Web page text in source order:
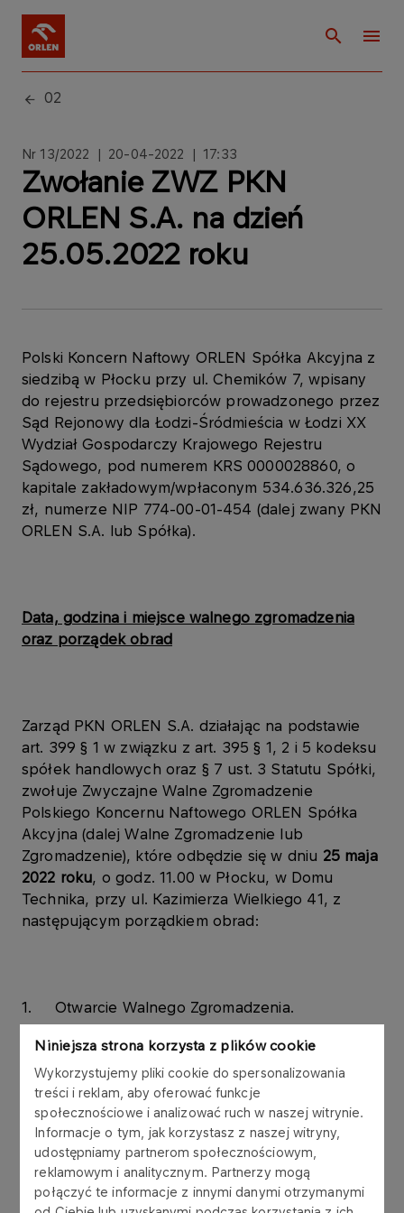
Niniejsza strona korzysta z plików cookie
Wykorzystujemy pliki cookie do spersonalizowania
treści i reklam, aby oferować funkcje
społecznościowe i analizować ruch w naszej witrynie.
Informacje o tym, jak korzystasz z naszej witryny,
udostępniamy partnerom społecznościowym,
reklamowym i analitycznym. Partnerzy mogą
połączyć te informacje z innymi danymi otrzymanymi
02
Nr 13/2022 | 20-04-2022 | 17:33
Zwołanie ZWZ PKN
ORLEN S.A. na dzień
25.05.2022 roku
Polski Koncern Naftowy ORLEN Spółka Akcyjna z
siedzibą w Płocku przy ul. Chemików 7, wpisany
do rejestru przedsiębiorców prowadzonego przez
Sąd Rejonowy dla Łodzi-Śródmieścia w Łodzi XX
Wydział Gospodarczy Krajowego Rejestru
Sądowego, pod numerem KRS 0000028860, o
kapitale zakładowym/wpłaconym 534.636.326,25
zł, numerze NIP 774-00-01-454 (dalej zwany PKN
ORLEN S.A. lub Spółka).
Data, godzina i miejsce walnego zgromadzenia
oraz porządek obrad
Zarząd PKN ORLEN S.A. działając na podstawie
art. 399 § 1 w związku z art. 395 § 1, 2 i 5 kodeksu
spółek handlowych oraz § 7 ust. 3 Statutu Spółki,
zwołuje Zwyczajne Walne Zgromadzenie
Polskiego Koncernu Naftowego ORLEN Spółka
Akcyjna (dalej Walne Zgromadzenie lub
Zgromadzenie), które odbędzie się w dniu 25 maja
2022 roku, o godz. 11.00 w Płocku, w Domu
Technika, przy ul. Kazimierza Wielkiego 41, z
następującym porządkiem obrad:
1. Otwarcie Walnego Zgromadzenia.
2. Wybór Przewodniczącego Walnego
Zgromadzenia.
3. Stwierdzenie prawidłowości zwołania
Walnego Zgromadzenia i jego zdolności do
podejmowania uchwał.
4. Przyjęcie porządku obrad.